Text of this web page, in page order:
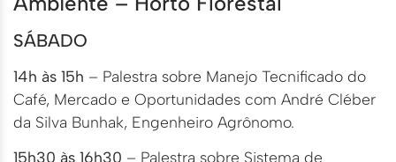
SÁBADO
14h às 15h – Palestra sobre Manejo Tecnificado do
Café, Mercado e Oportunidades com André Cléber
da Silva Bunhak, Engenheiro Agrônomo.
15h30 às 16h30 – Palestra sobre Sistema de